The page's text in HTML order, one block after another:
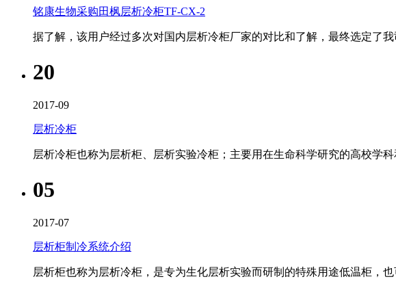
铭康生物采购田枫层析冷柜TF-CX-2
据了解，该用户经过多次对国内层析冷柜​厂家的对比和了解，最终选定了
20
2017-09
层析冷柜
层析冷柜也称为层析柜、层析实验冷柜；主要用在生命科学研究的高校
05
2017-07
层析柜制冷系统介绍
层析柜也称为层析冷柜​，是专为生化层析实验而研制的特殊用途低温柜